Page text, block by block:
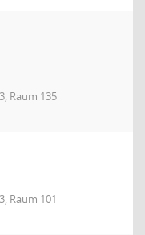
Raum 135
Raum 101